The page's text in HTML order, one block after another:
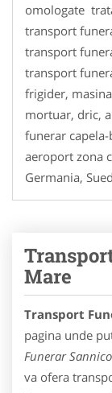
omologate
transport
transport
transport
frigider,
mortuar, dric,
funerar
aeroport zona
Germania,
Mare
Transport
pagina unde
Funerar
va ofera